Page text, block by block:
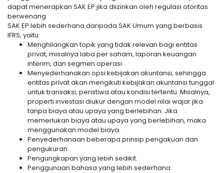
dapat menerapkan SAK EP jika diizinkan oleh regulasi otoritas
berwenang.
SAK EP lebih sederhana daripada SAK Umum yang berbasis
IFRS, yaitu:
Menghilangkan topik yang tidak relevan bagi entitas
privat, misalnya laba per saham, laporan keuangan
interim, dan segmen operasi.
Menyederhanakan opsi kebijakan akuntansi, sehingga
entitas privat akan mengikuti kebijakan akuntansi tunggal
untuk transaksi, peristiwa atau kondisi tertentu. Misalnya,
properti investasi diukur dengan model nilai wajar jika
tanpa biaya atau upaya yang berlebihan. Jika
memerlukan biaya atau upaya yang berlebihan, maka
menggunakan model biaya.
Penyederhanaan beberapa prinsip pengakuan dan
pengukuran.
Pengungkapan yang lebih sedikit.
Penggunaan bahasa yang lebih sederhana.